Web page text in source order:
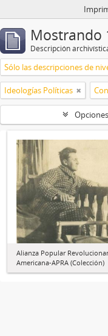
Mostrando
Descripción
Sólo las descripciones de
Ideologías Políticas
Alianza Popular
Americana-APRA (Colección)